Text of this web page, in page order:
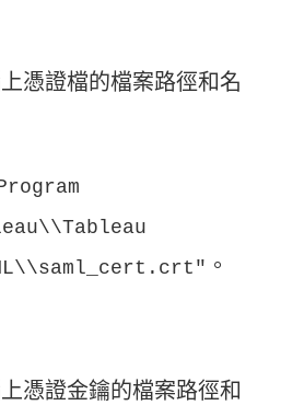
憑證檔的檔案路徑和名
。
憑證金鑰的檔案路徑和